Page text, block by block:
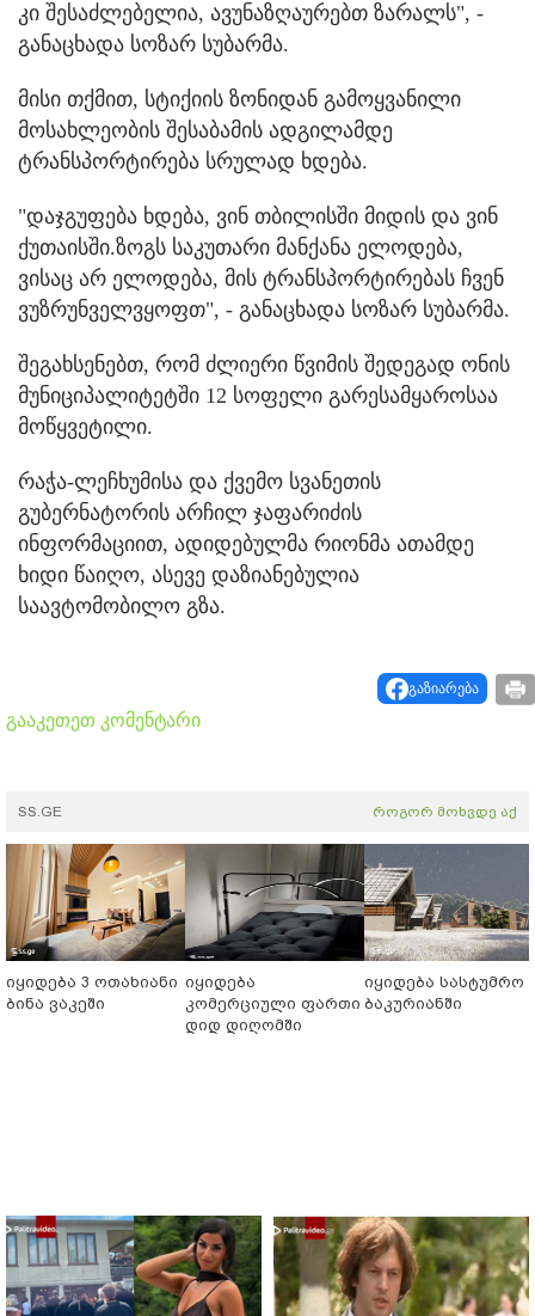
კი შესაძლებელია, ავუნაზღაურებთ ზარალს", -
განაცხადა სოზარ სუბარმა.
მისი თქმით, სტიქიის ზონიდან გამოყვანილი
მოსახლეობის შესაბამის ადგილამდე
ტრანსპორტირება სრულად ხდება.
"დაჯგუფება ხდება, ვინ თბილისში მიდის და ვინ
ქუთაისში.ზოგს საკუთარი მანქანა ელოდება,
ვისაც არ ელოდება, მის ტრანსპორტირებას ჩვენ
ვუზრუნველვყოფთ", - განაცხადა სოზარ სუბარმა.
შეგახსენებთ, რომ ძლიერი წვიმის შედეგად ონის
მუნიციპალიტეტში 12 სოფელი გარესამყაროსაა
მოწყვეტილი.
რაჭა-ლეჩხუმისა და ქვემო სვანეთის
გუბერნატორის არჩილ ჯაფარიძის
ინფორმაციით, ადიდებულმა რიონმა ათამდე
ხიდი წაიღო, ასევე დაზიანებულია
საავტომობილო გზა.
გაზიარება
გააკეთეთ კომენტარი
SS.GE როგორ მოხვდე აქ
იყიდება 3 ოთახიანი
ბინა ვაკეში
იყიდება
კომერციული ფართი
დიდ დიღომში
იყიდება სასტუმრო
ბაკურიანში